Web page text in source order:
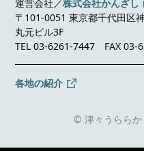
運営会社／株式会社かんざし
〒101-0051 東京都千代田区
丸元ビル3F
TEL03-6261-7447 FAX 03-
各地の紹介
© 津々うらら